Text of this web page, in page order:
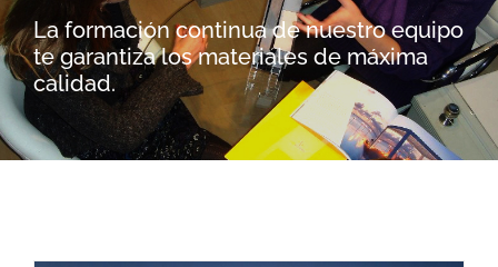
La formación continua de nuestro equipo
te garantiza los materiales de máxima
calidad.